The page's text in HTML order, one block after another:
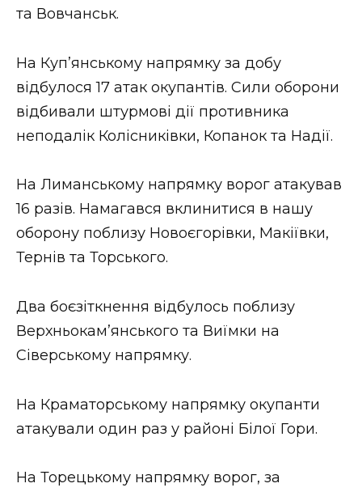
та Вовчанськ.
На Куп’янському напрямку за добу
відбулося 17 атак окупантів. Сили оборони
відбивали штурмові дії противника
неподалік Колісниківки, Копанок та Надії.
На Лиманському напрямку ворог атакував
16 разів. Намагався вклинитися в нашу
оборону поблизу Новоєгорівки, Макіївки,
Тернів та Торського.
Два боєзіткнення відбулось поблизу
Верхньокам’янського та Виїмки на
Сіверському напрямку.
На Краматорському напрямку окупанти
атакували один раз у районі Білої Гори.
На Торецькому напрямку ворог, за